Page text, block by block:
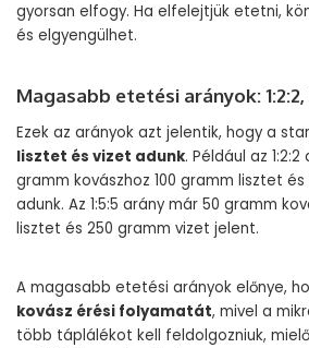
gyorsan elfogy. Ha elfelejtjük etetni,
és elgyengülhet.
Magasabb etetési arányok: 1:2:2,
Ezek az arányok azt jelentik, hogy a
lisztet és vizet adunk. Például az
gramm kovászhoz 100 gramm lisztet és
adunk. Az 1:5:5 arány már 50 gramm
lisztet és 250 gramm vizet jelent.
A magasabb etetési arányok előnye,
kovász érési folyamatát, mivel a
több táplálékot kell feldolgozniuk,